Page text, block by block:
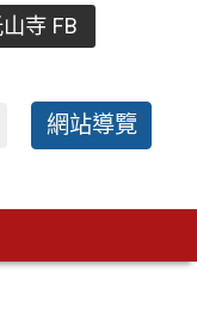
寺 FB
網站導覽